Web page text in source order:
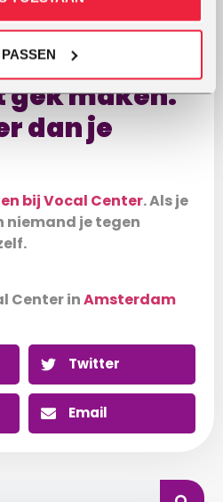
elkaar krijg.
gek maken.
dan je
bij Vocal Center. Als je
niemand je tegen
Center inAmsterdam
Twitter
Email